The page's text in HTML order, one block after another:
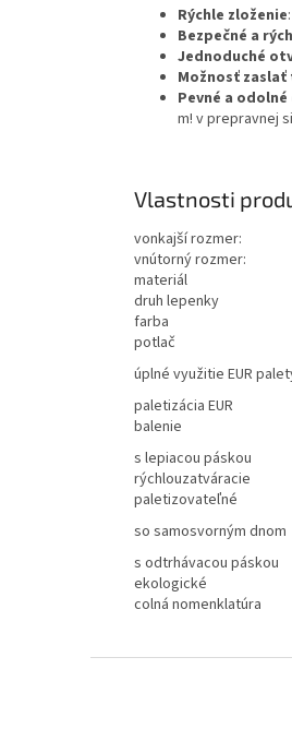
Rýchle zloženie
Bezpečné a
Jednoduché
Možnosť
Pevné a
m! v prepravnej
Vlastnosti
vonkajší rozmer:
vnútorný rozmer:
materiál
druh lepenky
farba
potlač
úplné využitie EUR
paletizácia EUR
balenie
s lepiacou páskou
rýchlouzatváracie
paletizovateľné
so samosvorným dnom
s odtrhávacou páskou
ekologické
colná nomenklatúra